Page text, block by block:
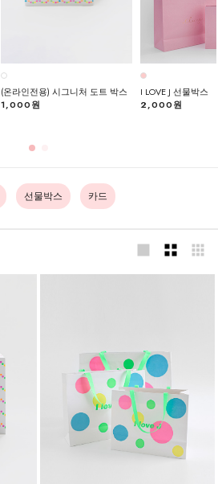
(온라인전용) 시그니처 도트 박스
1,000원
I LOVE J 선물박스
2,000원
선물박스 카드